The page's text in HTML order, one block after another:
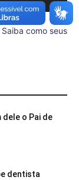
Saiba como seus
o Pai de
dentista